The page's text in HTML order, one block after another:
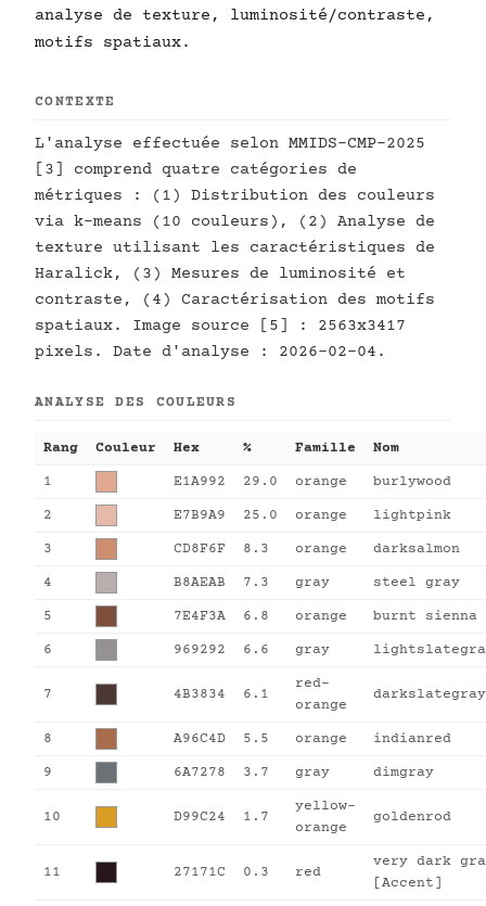
analyse de texture, luminosité/contraste,
motifs spatiaux.
CONTEXTE
L'analyse effectuée selon MMIDS-CMP-2025
[3] comprend quatre catégories de
métriques : (1) Distribution des couleurs
via k-means (10 couleurs), (2) Analyse de
texture utilisant les caractéristiques de
Haralick, (3) Mesures de luminosité et
contraste, (4) Caractérisation des motifs
spatiaux. Image source [5] : 2563x3417
pixels. Date d'analyse : 2026-02-04.
ANALYSE DES COULEURS
Rang Couleur Hex % Famille Nom
1 E1A992 29.0 orange burlywood
2 E7B9A9 25.0 orange lightpink
3 CD8F6F 8.3 orange darksalmon
4 B8AEAB 7.3 gray steel gray
5 7E4F3A 6.8 orange burnt sienna
6 969292 6.6 gray
7 4B3834 6.1
red-
orange
darkslategray
8 A96C4D 5.5 orange indianred
9 6A7278 3.7 gray dimgray
10 D99C24 1.7
yellow-
orange
goldenrod
11 27171C 0.3 red
very dark
[Accent]